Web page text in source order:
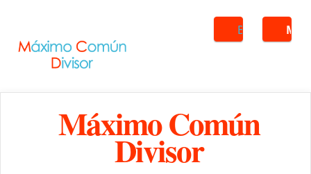
Buscar
Máximo Común
Divisor